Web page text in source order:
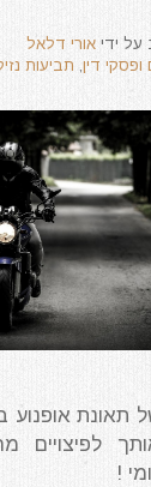
על ידי אורי דלאל
דין, תביעות
תאונת
לפיצויים
!